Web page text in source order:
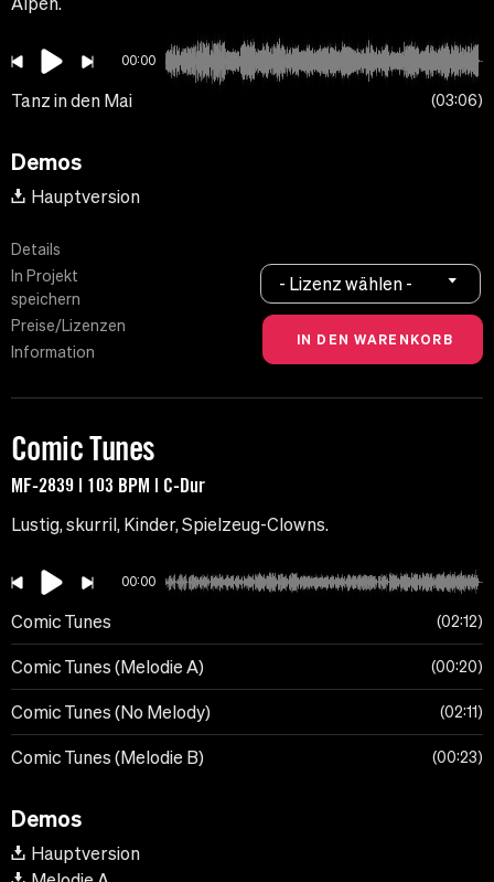
00:00
Tanz in den Mai 03:06
Demos
Hauptversion
Details
In Projekt
speichern
Preise/Lizenzen
Information
- Lizenz wählen -
Comic Tunes
MF-2839 | 103 BPM | C-Dur
Lustig, skurril, Kinder, Spielzeug-Clowns.
00:00
Comic Tunes 02:12
Comic Tunes (Melodie A) 00:20
Comic Tunes (No Melody) 02:11
Comic Tunes (Melodie B) 00:23
Demos
Hauptversion